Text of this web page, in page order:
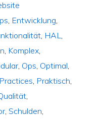
, Entwicklung,
, HAL,
, Komplex,
, Ops, Optimal,
Practices, Praktisch,
,
, Schulden,